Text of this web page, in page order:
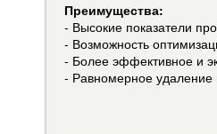
Преимущества:
- Высокие показатели
- Возможность
- Более эффективное и
- Равномерное удаление